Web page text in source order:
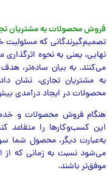
فروش محصولات به مشتریان
تصمیم‌گیرندگانی که مسئولیت
نهایی، یعنی به نحوه
می‌کنند. به بیان ساده‌تر،
به مشتریان تجاری، نشان
محصولات در ایجاد درآمدی
هنگام فروش محصولات و
این کسب‌و‌کارها را متقاعد
به‌عبارت دیگر، محصول شما
می‌شود نسبت به زمانی که از
موفق‌تر باشند.